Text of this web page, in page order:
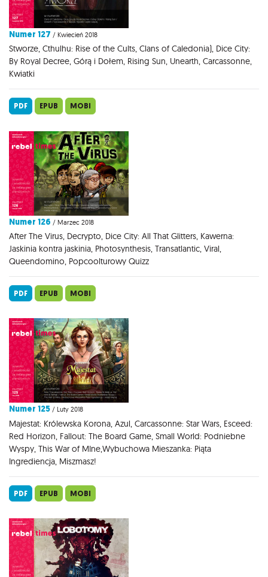
Numer 127 / Kwiecień 2018
Stworze, Cthulhu: Rise of the Cults, Clans of Caledonia), Dice City:
By Royal Decree, Górą i Dołem, Rising Sun, Unearth, Carcassonne,
Kwiatki
PDF EPUB MOBI
Numer 126 / Marzec 2018
After The Virus, Decrypto, Dice City: All That Glitters, Kawerna:
Jaskinia kontra jaskinia, Photosynthesis, Transatlantic, Viral,
Queendomino, Popcoolturowy Quizz
PDF EPUB MOBI
Numer 125 / Luty 2018
Majestat: Królewska Korona, Azul, Carcassonne: Star Wars, Esceed:
Red Horizon, Fallout: The Board Game, Small World: Podniebne
Wyspy, This War of MIne,Wybuchowa Mieszanka: Piąta
Ingrediencja, Miszmasz!
PDF EPUB MOBI